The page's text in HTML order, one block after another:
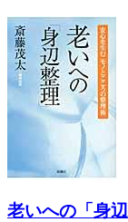
老いへの「身